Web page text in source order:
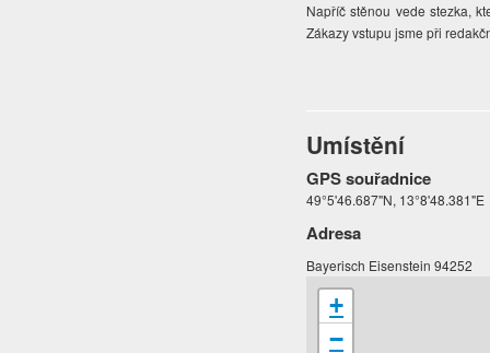
Napříč stěnou vede stezka,
Zákazy vstupu jsme při
Umístění
GPS souřadnice
49°5'46.687"N, 13°8'48.381"E
Adresa
Bayerisch Eisenstein 94252
+
−